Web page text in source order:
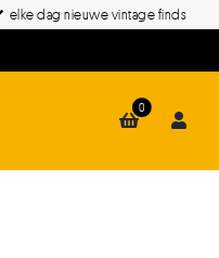
elke dag nieuwe vintage finds
0